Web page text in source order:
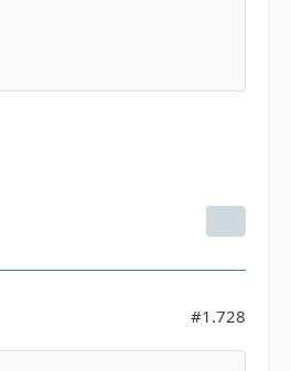
#1.728